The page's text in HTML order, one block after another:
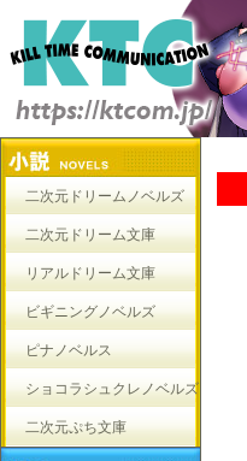
二次元ドリームノベルズ
二次元ドリーム文庫
リアルドリーム文庫
ビギニングノベルズ
ピナノベルス
ショコラシュクレノベルズ
二次元ぷち文庫